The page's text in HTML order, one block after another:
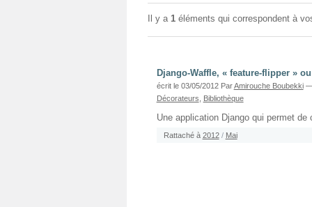
Il y a 1 éléments qui correspondent à
Django-Waffle, « feature-flipper »
écrit le 03/05/2012 ParAmirouche Boubekki —
Décorateurs
Bibliothèque
Une application Django qui permet
Rattaché à 2012 / Mai